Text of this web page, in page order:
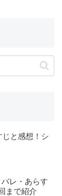
じと感想！シ
レ・あらす
まで紹介